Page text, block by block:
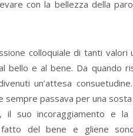
con la bellezza della
colloquiale di tanti valori
bello e al bene. Da quando
un’attesa
sempre passava per una
il suo incoraggiamento e la
fatto del bene e gliene